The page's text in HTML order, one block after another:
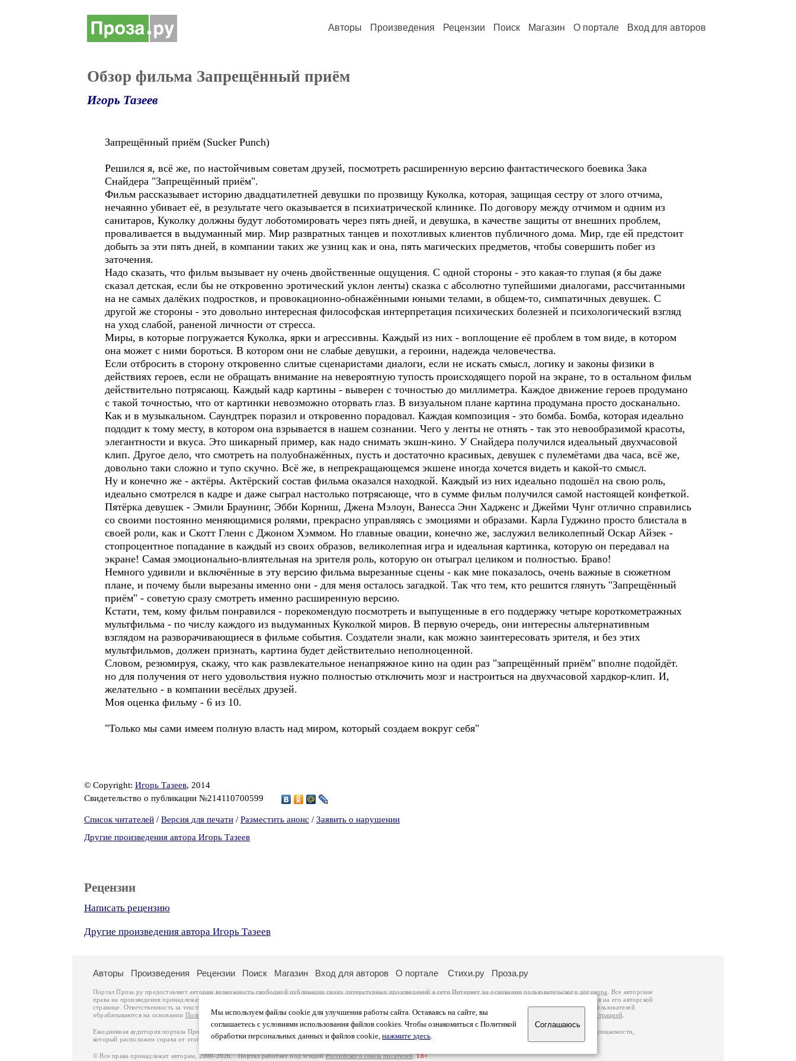
Авторы Произведения Рецензии Поиск Магазин О портале Вход для авторов
Обзор фильма Запрещённый приём
Игорь Тазеев
Запрещённый приём (Sucker Punch)
Решился я, всё же, по настойчивым советам друзей, посмотреть расширенную версию фантастического боевика Зака
Снайдера "Запрещённый приём".
Фильм рассказывает историю двадцатилетней девушки по прозвищу Куколка, которая, защищая сестру от злого отчима,
нечаянно убивает её, в результате чего оказывается в психиатрической клинике. По договору между отчимом и одним из
санитаров, Куколку должны будут лоботомировать через пять дней, и девушка, в качестве защиты от внешних проблем,
проваливается в выдуманный мир. Мир развратных танцев и похотливых клиентов публичного дома. Мир, где ей предстоит
добыть за эти пять дней, в компании таких же узниц как и она, пять магических предметов, чтобы совершить побег из
заточения.
Надо сказать, что фильм вызывает ну очень двойственные ощущения. С одной стороны - это какая-то глупая (я бы даже
сказал детская, если бы не откровенно эротический уклон ленты) сказка с абсолютно тупейшими диалогами, рассчитанными
на не самых далёких подростков, и провокационно-обнажёнными юными телами, в общем-то, симпатичных девушек. С
другой же стороны - это довольно интересная философская интерпретация психических болезней и психологический взгляд
на уход слабой, раненой личности от стресса.
Миры, в которые погружается Куколка, ярки и агрессивны. Каждый из них - воплощение её проблем в том виде, в котором
она может с ними бороться. В котором они не слабые девушки, а героини, надежда человечества.
Если отбросить в сторону откровенно слитые сценаристами диалоги, если не искать смысл, логику и законы физики в
действиях героев, если не обращать внимание на невероятную тупость происходящего порой на экране, то в остальном фильм
действительно потрясающ. Каждый кадр картины - выверен с точностью до миллиметра. Каждое движение героев продумано
с такой точностью, что от картинки невозможно оторвать глаз. В визуальном плане картина продумана просто досканально.
Как и в музыкальном. Саундтрек поразил и откровенно порадовал. Каждая композиция - это бомба. Бомба, которая идеально
пододит к тому месту, в котором она взрывается в нашем сознании. Чего у ленты не отнять - так это невообразимой красоты,
элегантности и вкуса. Это шикарный пример, как надо снимать экшн-кино. У Снайдера получился идеальный двухчасовой
клип. Другое дело, что смотреть на полуобнажённых, пусть и достаточно красивых, девушек с пулемётами два часа, всё же,
довольно таки сложно и тупо скучно. Всё же, в непрекращающемся экшене иногда хочется видеть и какой-то смысл.
Ну и конечно же - актёры. Актёрский состав фильма оказался находкой. Каждый из них идеально подошёл на свою роль,
идеально смотрелся в кадре и даже сыграл настолько потрясающе, что в сумме фильм получился самой настоящей конфеткой.
Пятёрка девушек - Эмили Браунинг, Эбби Корниш, Джена Мэлоун, Ванесса Энн Хадженс и Джейми Чунг отлично справились
со своими постоянно меняющимися ролями, прекрасно управляясь с эмоциями и образами. Карла Гуджино просто блистала в
своей роли, как и Скотт Гленн с Джоном Хэммом. Но главные овации, конечно же, заслужил великолепный Оскар Айзек -
стопроцентное попадание в каждый из своих образов, великолепная игра и идеальная картинка, которую он передавал на
экране! Самая эмоционально-влиятельная на зрителя роль, которую он отыграл целиком и полностью. Браво!
Немного удивили и включённые в эту версию фильма вырезанные сцены - как мне показалось, очень важные в сюжетном
плане, и почему были вырезаны именно они - для меня осталось загадкой. Так что тем, кто решится глянуть "Запрещённый
приём" - советую сразу смотреть именно расширенную версию.
Кстати, тем, кому фильм понравился - порекомендую посмотреть и выпущенные в его поддержку четыре короткометражных
мультфильма - по числу каждого из выдуманных Куколкой миров. В первую очередь, они интересны альтернативным
взглядом на разворачивающиеся в фильме события. Создатели знали, как можно заинтересовать зрителя, и без этих
мультфильмов, должен признать, картина будет действительно неполноценной.
Словом, резюмируя, скажу, что как развлекательное ненапряжное кино на один раз "запрещённый приём" вполне подойдёт.
но для получения от него удовольствия нужно полностью отключить мозг и настроиться на двухчасовой хардкор-клип. И,
желательно - в компании весёлых друзей.
Моя оценка фильму - 6 из 10.
"Только мы сами имеем полную власть над миром, который создаем вокруг себя"
© Copyright: Игорь Тазеев, 2014
Свидетельство о публикации №214110700599
Список читателей / Версия для печати / Разместить анонс / Заявить о нарушении
Другие произведения автора Игорь Тазеев
Рецензии
Написать рецензию
Другие произведения автора Игорь Тазеев
Мы используем файлы cookie для улучшения работы сайта. Оставаясь на сайте, вы
соглашаетесь с условиями использования файлов cookies. Чтобы ознакомиться с Политикой
обработки персональных данных и файлов cookie, нажмите здесь.
Соглашаюсь
Авторы Произведения Рецензии Поиск Магазин Вход для авторов О портале Стихи.ру Проза.ру
Портал Проза.ру предоставляет авторам возможность свободной публикации своих литературных произведений в сети Интернет на основаниипользовательского договора
. Все авторские
права на произведения принадлежат авторам и охраняются
. Перепечатка произведений возможна только с согласия его автора, к которому вы можете обратиться на его авторской
странице. Ответственность за тексты произведений авторы несут самостоятельно на основании
законодательства Российской Федерации. Данные пользователей
обрабатываются на основании Политики обработки персональных данных. Вы также можете посмотреть более подробнуюинформацию о портале связаться с администрацией
Ежедневная аудитория портала Проза.ру – порядка 100 тысяч посетителей, которые в общей сумме просматривают более полумиллиона страниц по данным счетчика посещаемости,
который расположен справа от этого текста. В каждой графе указано по две цифры: количество просмотров и количество посетителей.
© Все права принадлежат авторам, 2000-2026. Портал работает под эгидойРоссийского союза писателей.18+